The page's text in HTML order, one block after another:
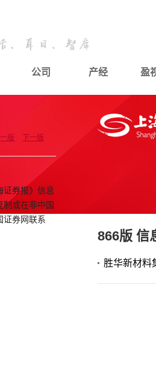
公司 产经 盈
版 下一版
证券报》信息
制或在非中国
证券网联系
866版 信
胜华新材料